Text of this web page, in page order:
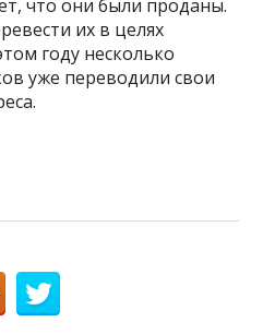
что они были проданы.
их в целях
году несколько
уже переводили свои